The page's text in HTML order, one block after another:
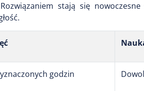
stają się
godzin